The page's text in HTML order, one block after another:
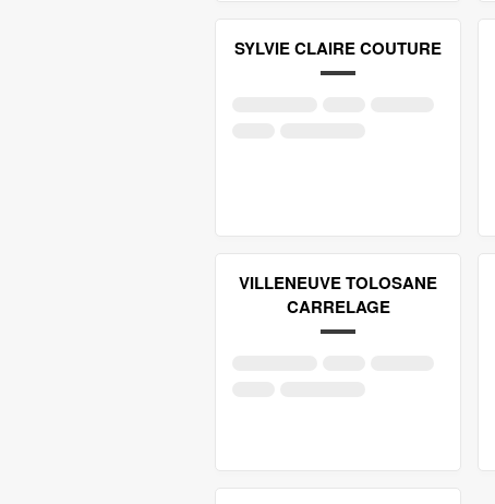
SYLVIE CLAIRE COUTURE
VILLENEUVE TOLOSANE
CARRELAGE